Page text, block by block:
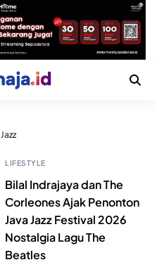
Jazz
LIFESTYLE
Bilal Indrajaya dan The
Corleones Ajak Penonton
Java Jazz Festival 2026
Nostalgia Lagu The
Beatles